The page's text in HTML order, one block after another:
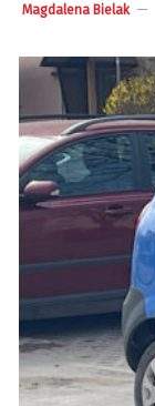
Magdalena Bielak